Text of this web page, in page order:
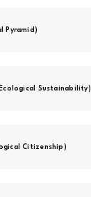
Pyramid)
Sustainability)
Citizenship)